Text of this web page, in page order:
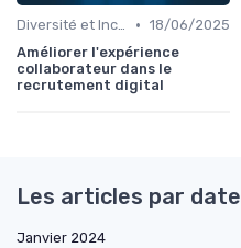
Diversité et Inclusion • 18/06/2025
Améliorer l'expérience
collaborateur dans le
recrutement digital
Les articles par date
Janvier 2024